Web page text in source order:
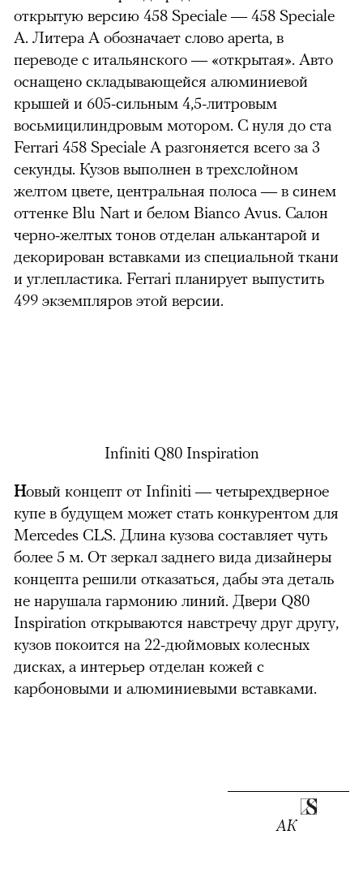
открытую версию 458 Speciale — 458 Speciale
A. Литера А обозначает слово aperta, в
переводе с итальянского — «открытая». Авто
оснащено складывающейся алюминиевой
крышей и 605-сильным 4,5-литровым
восьмицилиндровым мотором. С нуля до ста
Ferrari 458 Speciale A разгоняется всего за 3
секунды. Кузов выполнен в трехслойном
желтом цвете, центральная полоса — в синем
оттенке Blu Nart и белом Bianco Avus. Салон
черно-желтых тонов отделан алькантарой и
декорирован вставками из специальной ткани
и углепластика. Ferrari планирует выпустить
499 экземпляров этой версии.
Infiniti Q80 Inspiration
Новый концепт от Infiniti — четырехдверное
купе в будущем может стать конкурентом для
Mercedes CLS. Длина кузова составляет чуть
более 5 м. От зеркал заднего вида дизайнеры
концепта решили отказаться, дабы эта деталь
не нарушала гармонию линий. Двери Q80
Inspiration открываются навстречу друг другу,
кузов покоится на 22-дюймовых колесных
дисках, а интерьер отделан кожей с
карбоновыми и алюминиевыми вставками.
АК